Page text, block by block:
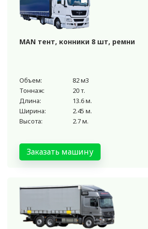
MAN тент, конники 8 шт, ремни
Объем:
82 м3
Тоннаж:
20 т.
Длина:
13.6 м.
Ширина:
2.45 м.
Высота:
2.7 м.
Заказать машину